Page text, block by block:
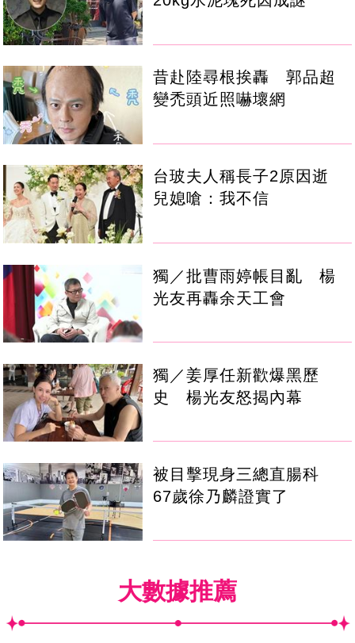
昔赴陸尋根挨轟 郭品超
變禿頭近照嚇壞網
台玻夫人稱長子2原因逝
兒媳嗆：我不信
獨／批曹雨婷帳目亂 楊
光友再轟余天工會
獨／姜厚任新歡爆黑歷
史 楊光友怒揭內幕
被目擊現身三總直腸科
67歲徐乃麟證實了
大數據推薦